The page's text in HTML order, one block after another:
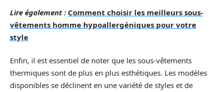
Lire également : Comment choisir les meilleurs sous-
vêtements homme hypoallergéniques pour votre
style
Enfin, il est essentiel de noter que les sous-vêtements
thermiques sont de plus en plus esthétiques. Les modèles
disponibles se déclinent en une variété de styles et de